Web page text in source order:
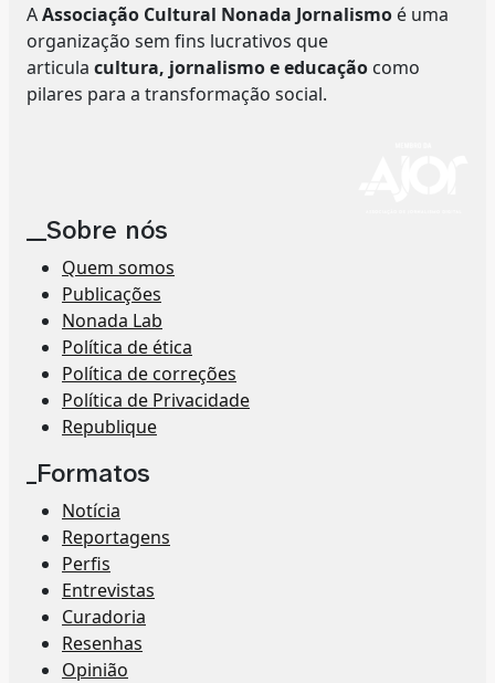
AAssociação Cultural Nonada Jornalismo é uma
organização sem fins lucrativos que
articula cultura, jornalismo e educação como
pilares para a transformação social.
__Sobre nós
Quem somos
Publicações
Nonada Lab
Política de ética
Política de correções
Política de Privacidade
Republique
_Formatos
Notícia
Reportagens
Perfis
Entrevistas
Curadoria
Resenhas
Opinião